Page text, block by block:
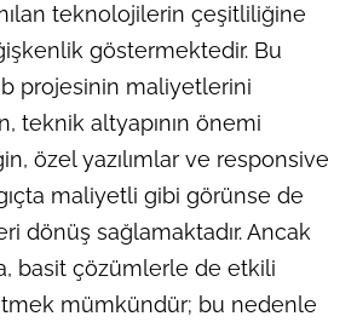
teknolojilerin çeşitliliğine
göstermektedir. Bu
projesinin maliyetlerini
teknik altyapının önemi
özel yazılımlar ve responsive
maliyetli gibi görünse de
dönüş sağlamaktadır. Ancak
basit çözümlerle de etkili
mümkündür; bu nedenle